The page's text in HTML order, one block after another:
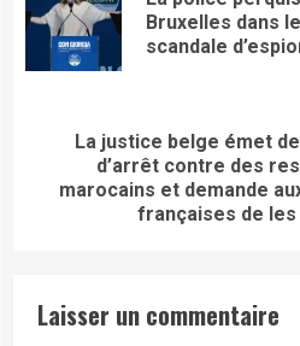
Bruxelles dans
scandale
post:
La justice belge émet
d’arrêt contre des
marocains et demande
françaises de
Laisser un commentaire